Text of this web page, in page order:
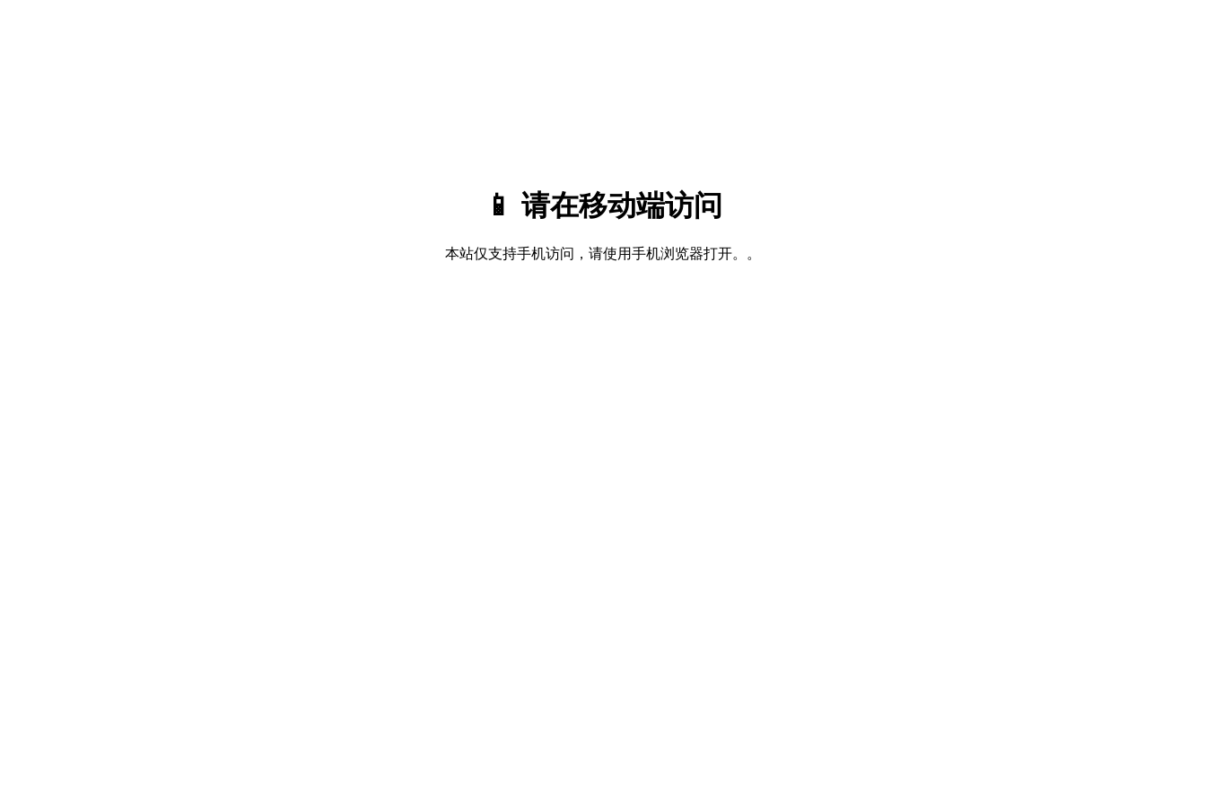
📱 请在移动端访问
本站仅支持手机访问，请使用手机浏览器打开。。